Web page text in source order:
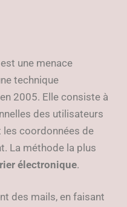
est une menace
technique
2005. Elle consiste à
des utilisateurs
coordonnées de
La méthode la plus
électronique.
des mails, en faisant